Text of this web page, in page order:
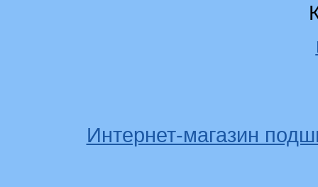
Интернет-магазин